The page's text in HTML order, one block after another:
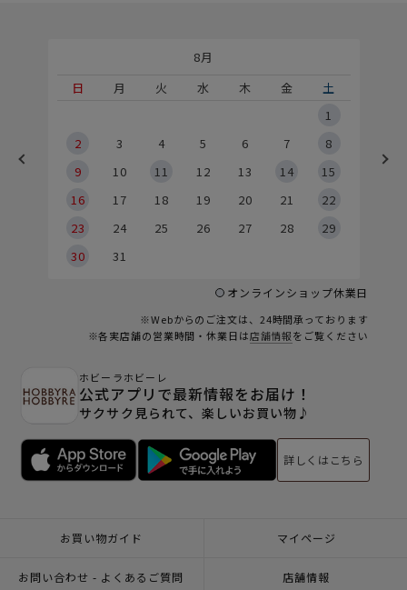
8月
日
月 火 水 木 金
土
1
2
3 4 5 6 7
8
9
10 11 12 13 14
15
16
17 18 19 20 21
22
23
24 25 26 27 28
29
30
31
オンラインショップ休業日
※Webからのご注文は、24時間承っております
※各実店舗の営業時間・休業日は店舗情報をご覧ください
ホビーラホビーレ
公式アプリで最新情報をお届け！
サクサク見られて、楽しいお買い物♪
詳しくはこちら
お買い物ガイド マイページ
お問い合わせ - よくあるご質問 店舗情報